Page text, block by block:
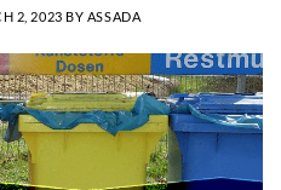
2, 2023 BY ASSADA